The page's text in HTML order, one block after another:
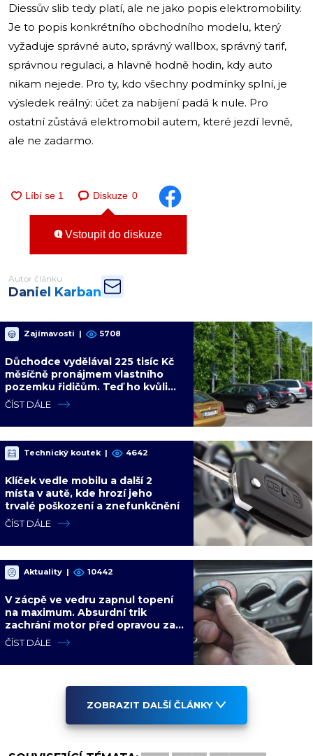
Diessův slib tedy platí, ale ne jako popis elektromobility.
Je to popis konkrétního obchodního modelu, který
vyžaduje správné auto, správný wallbox, správný tarif,
správnou regulaci, a hlavně hodně hodin, kdy auto
nikam nejede. Pro ty, kdo všechny podmínky splní, je
výsledek reálný: účet za nabíjení padá k nule. Pro
ostatní zůstává elektromobil autem, které jezdí levně,
ale ne zadarmo.
Diskuze 0
Vstoupit do diskuze
Autor článku
Daniel Karban
Zajímavosti | 5708
Důchodce vydělával 225 tisíc Kč
měsíčně pronájmem vlastního
pozemku řidičům. Teď ho kvůli
tomu čeká soud
ČÍST DÁLE
Technický koutek | 4642
Klíček vedle mobilu a další 2
místa v autě, kde hrozí jeho
trvalé poškození a znefunkčnění
ČÍST DÁLE
Aktuality | 10442
V zácpě ve vedru zapnul topení
na maximum. Absurdní trik
zachrání motor před opravou za
desítky tisíc
ČÍST DÁLE
ZOBRAZIT DALŠÍ ČLÁNKY